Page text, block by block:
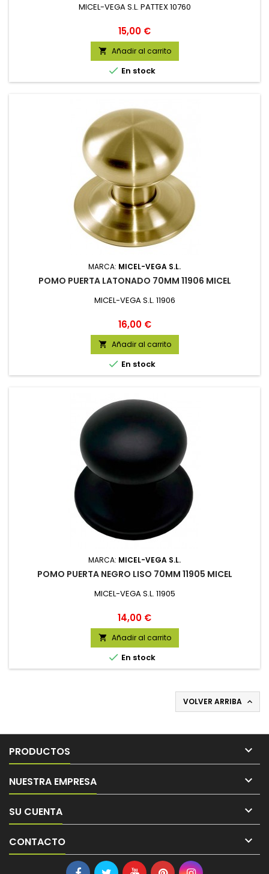
MICEL-VEGA S.L. PATTEX 10760
Precio
15,00 €
 Añadir al carrito
 En stock
MARCA: MICEL-VEGA S.L.
POMO PUERTA LATONADO 70MM 11906 MICEL
MICEL-VEGA S.L. 11906
Precio
16,00 €
 Añadir al carrito
 En stock
MARCA: MICEL-VEGA S.L.
POMO PUERTA NEGRO LISO 70MM 11905 MICEL
MICEL-VEGA S.L. 11905
Precio
14,00 €
 Añadir al carrito
 En stock
VOLVER ARRIBA 
PRODUCTOS 
NUESTRA EMPRESA 
SU CUENTA 
CONTACTO 